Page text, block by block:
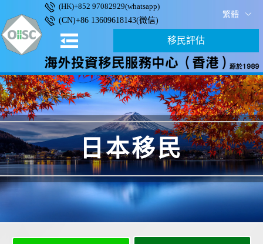
(HK)+852 97082929(whatsapp)
(CN)+86 13609618143(微信)
繁體
移民評估
日本移民